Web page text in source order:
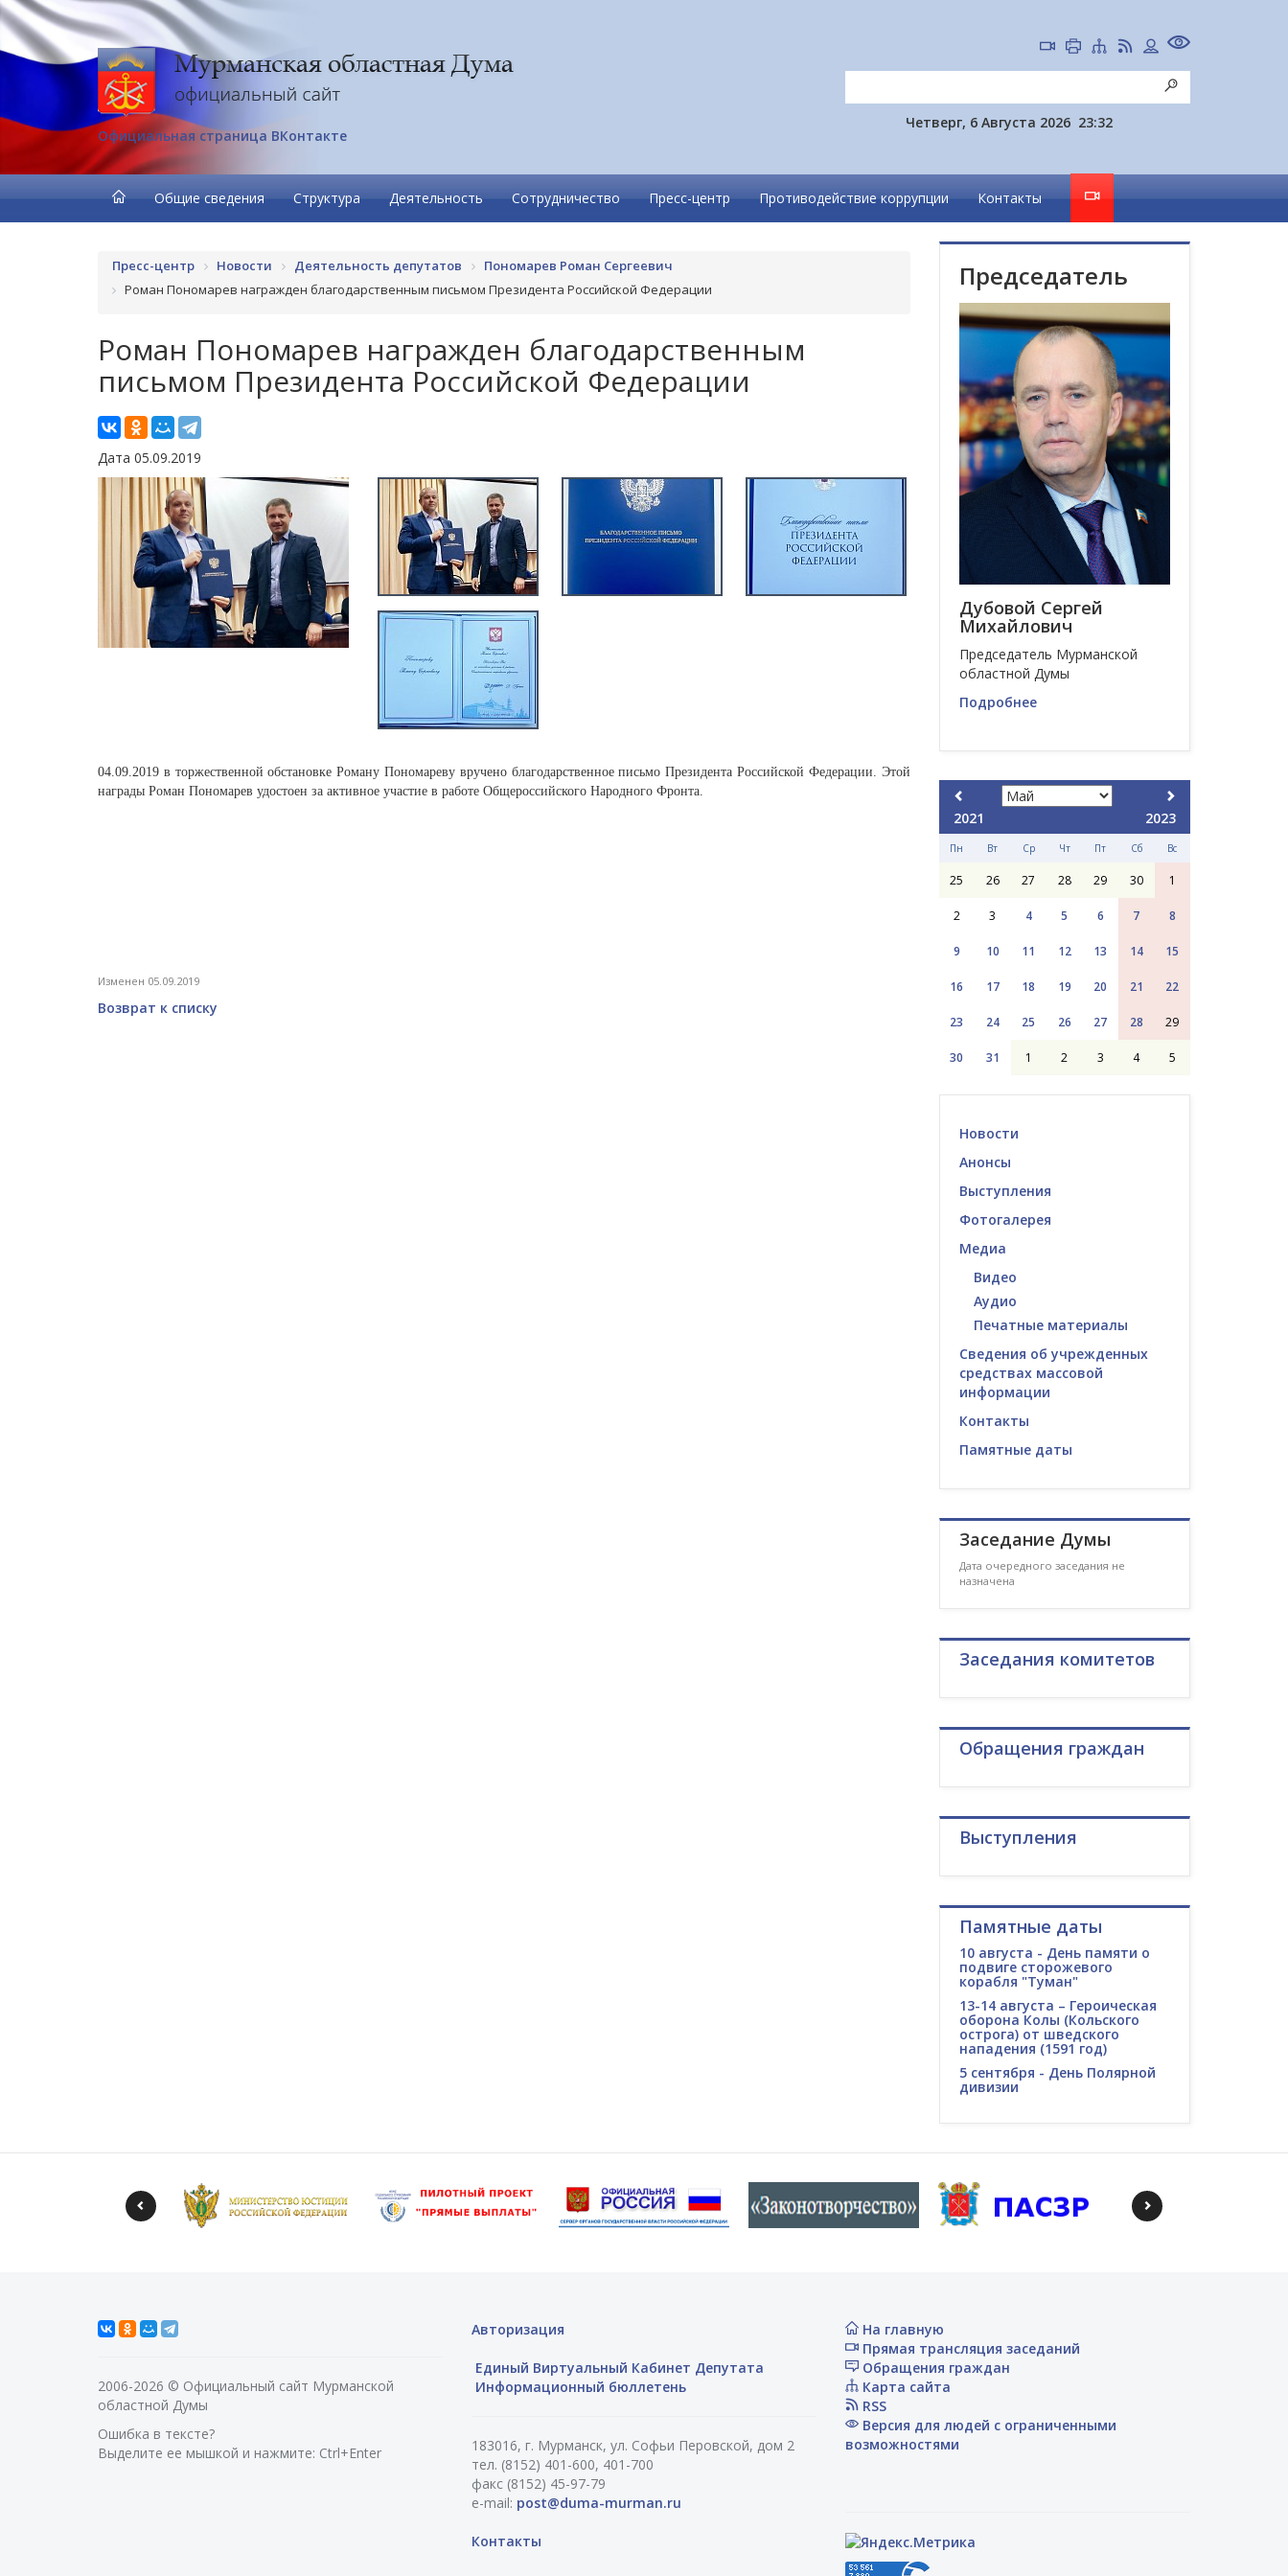
Официальная страница ВКонтакте
Четверг, 6 Августа 2026 23:32
Общие сведения Структура Деятельность Сотрудничество Пресс-центр Противодействие коррупции Контакты
Пресс-центр Новости Деятельность депутатов
Пономарев Роман Сергеевич
Роман Пономарев награжден благодарственным письмом Президента Российской Федерации
Роман Пономарев награжден благодарственным
письмом Президента Российской Федерации
Дата 05.09.2019
04.09.2019 в торжественной обстановке Роману Пономареву вручено благодарственное письмо Президента Российской Федерации. Этой
награды Роман Пономарев удостоен за активное участие в работе Общероссийского Народного Фронта.
Изменен 05.09.2019
Возврат к списку
Председатель
Дубовой Сергей
Михайлович
Председатель Мурманской
областной Думы
Подробнее
2021 2023
Пн Вт Ср Чт Пт Сб Вс
25 26 27 28 29 30 1
2 3 4 5 6 7 8
9 10 11 12 13 14 15
16 17 18 19 20 21 22
23 24 25 26 27 28 29
30 31 1 2 3 4 5
Новости
Анонсы
Выступления
Фотогалерея
Медиа
Видео
Аудио
Печатные материалы
Сведения об учрежденных
средствах массовой
информации
Контакты
Памятные даты
Заседание Думы
Дата очередного заседания не
назначена
Заседания комитетов
Обращения граждан
Выступления
Памятные даты
10 августа - День памяти о
подвиге сторожевого
корабля "Туман"
13-14 августа – Героическая
оборона Колы (Кольского
острога) от шведского
нападения (1591 год)
5 сентября - День Полярной
дивизии
2006-2026 © Официальный сайт Мурманской
областной Думы
Ошибка в тексте?
Выделите ее мышкой и нажмите: Ctrl+Enter
Авторизация
Единый Виртуальный Кабинет Депутата
Информационный бюллетень
183016, г. Мурманск, ул. Софьи Перовской, дом 2
тел. (8152) 401-600, 401-700
факс (8152) 45-97-79
e-mail: post@duma-murman.ru
Контакты
На главную
Прямая трансляция заседаний
Обращения граждан
Карта сайта
RSS
Версия для людей с ограниченными
возможностями